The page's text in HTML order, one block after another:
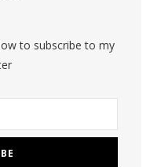
to subscribe to my